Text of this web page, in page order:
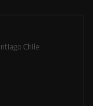
Chile